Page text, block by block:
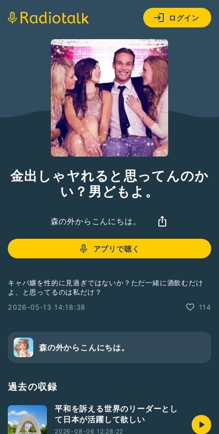
ログイン
金出しゃヤれると思ってんのか
い？男どもよ。
森の外からこんにちは。
アプリで聴く
キャバ嬢を性的に見過ぎではないか？ただ一緒に酒飲むだけ
よ、と思ってるのは私だけ？
2026-05-13 14:18:38
114
森の外からこんにちは。
過去の収録
平和を訴える世界のリーダーとし
て日本が活躍して欲しい
2026-08-06 12:28:22